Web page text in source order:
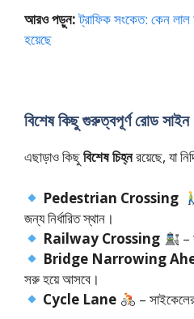
আরও পড়ুন:ট্রাফিক সংকেত: কেন
হয়েছে
বিশেষ কিছু গুরুত্বপূর্ণ রোড সাইন
এছাড়াও কিছুবিশেষ চিহ্নরয়েছে, যা
Pedestrian Crossing
জন্য নির্ধারিত স্থান।
Railway Crossing
–
Bridge Narrowing
সরু হয়ে আসবে।
Cycle Lane
–